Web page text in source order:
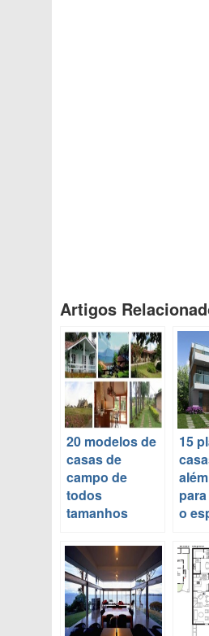
Artigos
20 modelos de
casas de
campo de
todos
tamanhos
15
o